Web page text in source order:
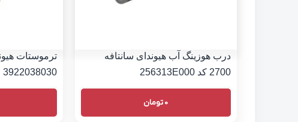
درب هوزینگ آب هیوندای سانتافه
2700 کد 256313E000
0تومان
3922038030